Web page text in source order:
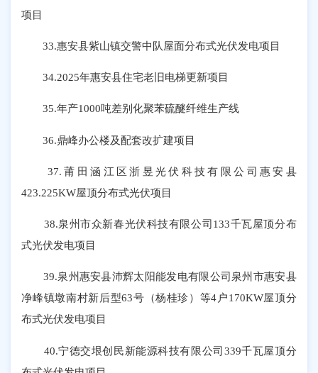
项目
33.惠安县紫山镇交警中队屋面分布式光伏发电项目
34.2025年惠安县住宅老旧电梯更新项目
35.年产1000吨差别化聚苯硫醚纤维生产线
36.鼎峰办公楼及配套改扩建项目
37.莆田涵江区浙昱光伏科技有限公司惠安县
423.225KW屋顶分布式光伏项目
38.泉州市众新春光伏科技有限公司133千瓦屋顶分布
式光伏发电项目
39.泉州惠安县沛辉太阳能发电有限公司泉州市惠安县
净峰镇墩南村新后型63号（杨桂珍）等4户170KW屋顶分
布式光伏发电项目
40.宁德交垠创民新能源科技有限公司339千瓦屋顶分